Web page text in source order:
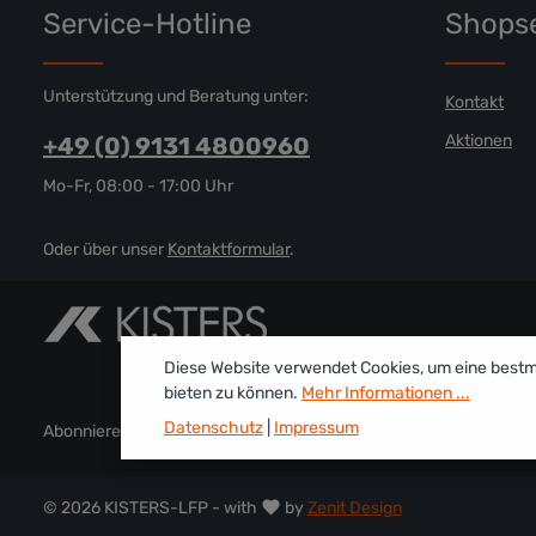
Service-Hotline
Unterstützung und Beratung unter:
+49 (0) 9131 4800960
Mo-Fr, 08:00 - 17:00 Uhr
Oder über unser Kontaktformular.
Kontakt
Aktionen
Abonnieren Sie den kostenlosen Newsletter und verpassen Sie
© 2026 KISTERS-LFP - with by Zenit Design
Diese Website verwendet Cookies, um eine
bieten zu können. Mehr Informationen ...
Datenschutz| Impressum